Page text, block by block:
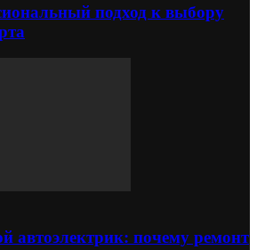
подход к выбору
автоэлектрик: почему ремонт